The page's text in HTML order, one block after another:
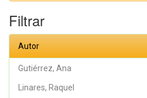
Filtrar
Autor
Gutiérrez, Ana
Linares, Raquel